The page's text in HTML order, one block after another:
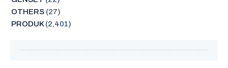
OTHERS(27)
PRODUK(2,401)